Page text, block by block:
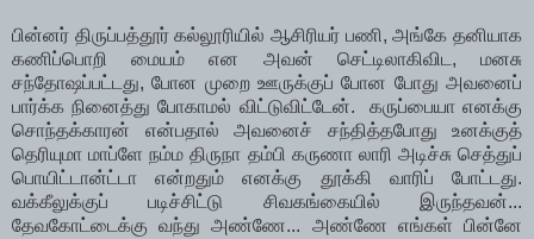
பின்னர் திருப்பத்தூர் கல்லூரியில் ஆசிரியர் பணி, அங்கே தனியாக
கணிப்பொறி மையம் என அவன் செட்டிலாகிவிட, மனசு
சந்தோஷப்பட்டது, போன முறை ஊருக்குப் போன போது அவனைப்
பார்க்க நினைத்து போகாமல் விட்டுவிட்டேன். கருப்பையா எனக்கு
சொந்தக்காரன் என்பதால் அவனைச் சந்தித்தபோது உனக்குத்
தெரியுமா மாப்ளே நம்ம திருநா தம்பி கருணா லாரி அடிச்சு செத்துப்
பொயிட்டான்ட்டா என்றதும் எனக்கு தூக்கி வாரிப் போட்டது.
வக்கீலுக்குப் படிச்சிட்டு சிவகங்கையில் இருந்தவன்...
தேவகோட்டைக்கு வந்து அண்ணே... அண்ணே எங்கள் பின்னே